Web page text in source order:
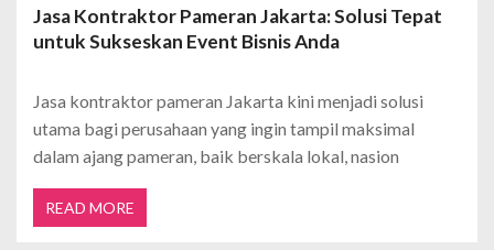
Jasa Kontraktor Pameran Jakarta: Solusi Tepat
untuk Sukseskan Event Bisnis Anda
Jasa kontraktor pameran Jakarta kini menjadi solusi
utama bagi perusahaan yang ingin tampil maksimal
dalam ajang pameran, baik berskala lokal, nasion
READ MORE